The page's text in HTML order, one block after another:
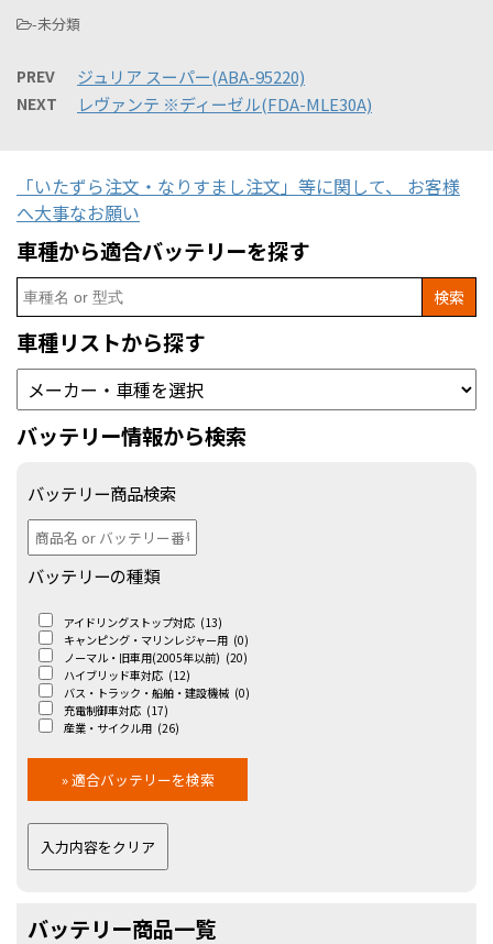
-未分類
PREV ジュリア スーパー(ABA-95220)
NEXT レヴァンテ ※ディーゼル(FDA-MLE30A)
「いたずら注文・なりすまし注文」等に関して、 お客様
へ大事なお願い
車種から適合バッテリーを探す
Search
for:
車種リストから探す
バッテリー情報から検索
バッテリー商品検索
バッテリーの種類
アイドリングストップ対応 (13)
キャンピング・マリンレジャー用 (0)
ノーマル・旧車用(2005年以前) (20)
ハイブリッド車対応 (12)
バス・トラック・船舶・建設機械 (0)
充電制御車対応 (17)
産業・サイクル用 (26)
バッテリー商品一覧